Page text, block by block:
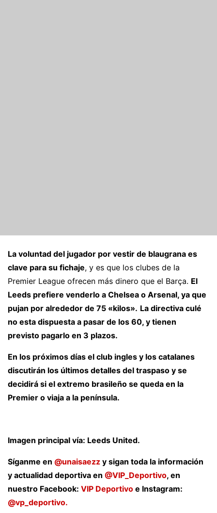
La voluntad del jugador por vestir de blaugrana es
clave para su fichaje, y es que los clubes de la
Premier League ofrecen más dinero que el Barça. El
Leeds prefiere venderlo a Chelsea o Arsenal, ya que
pujan por alrededor de 75 «kilos». La directiva culé
no esta dispuesta a pasar de los 60, y tienen
previsto pagarlo en 3 plazos.
En los próximos días el club ingles y los catalanes
discutirán los últimos detalles del traspaso y se
decidirá si el extremo brasileño se queda en la
Premier o viaja a la península.
Imagen principal vía: Leeds United.
Síganme en @unaisaezz y sigan toda la información
y actualidad deportiva en @VIP_Deportivo, en
nuestro Facebook: VIP Deportivo e Instagram:
@vp_deportivo.